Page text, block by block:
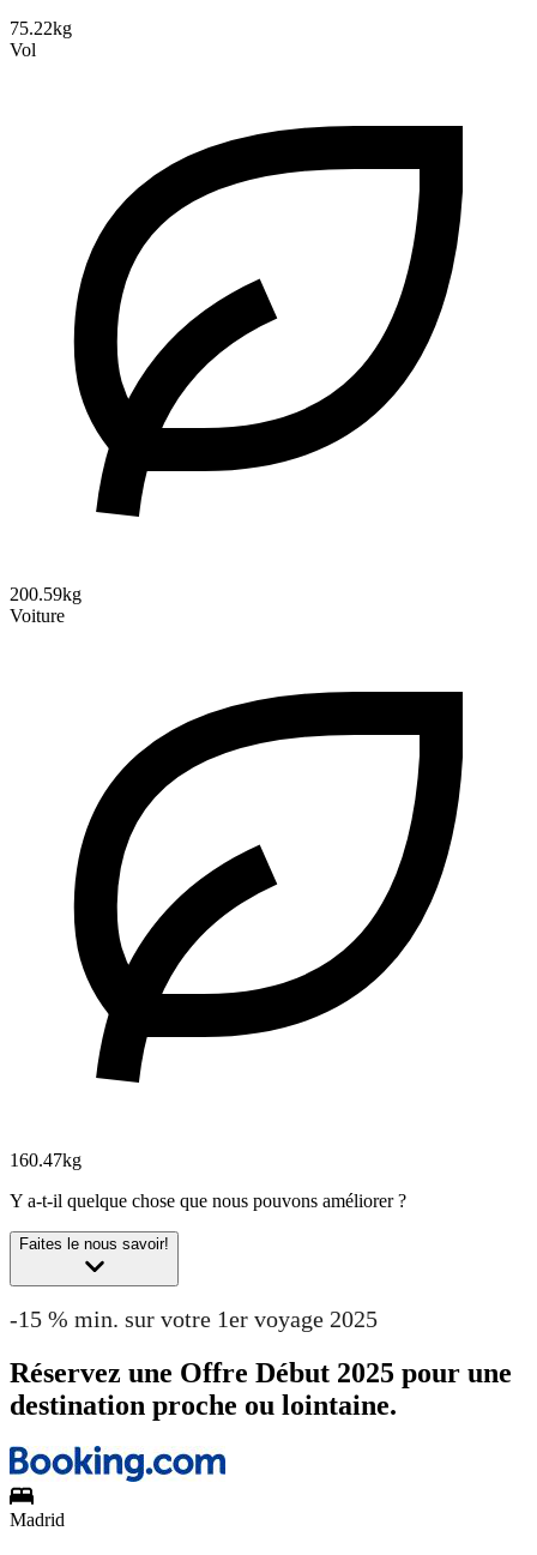
75.22kg
Vol
200.59kg
Voiture
160.47kg
Y a-t-il quelque chose que nous pouvons améliorer ?
Faites le nous savoir!
-15 % min. sur votre 1er voyage 2025
Réservez une Offre Début 2025 pour une
destination proche ou lointaine.
Madrid